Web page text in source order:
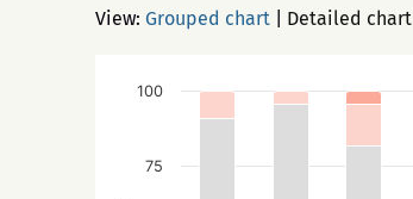
View: Grouped chart Detailed chart
75
100